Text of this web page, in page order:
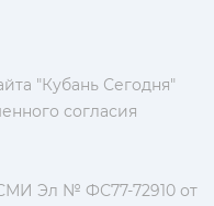
"Кубань Сегодня"
согласия
Эл № ФС77-72910 от